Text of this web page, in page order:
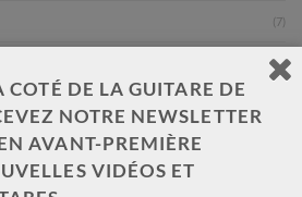
(7)
(30)
slider
COTÉ DE LA GUITARE DE
NOTRE NEWSLETTER
AVANT-PREMIÈRE
VIDÉOS ET